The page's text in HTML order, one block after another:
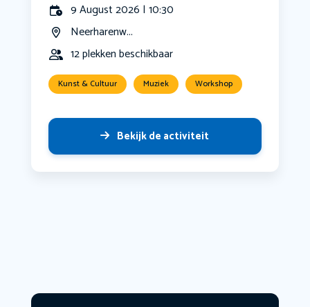
9 August 2026 | 10:30
Neerharenw...
12 plekken beschikbaar
Kunst & Cultuur Muziek Workshop
Bekijk de activiteit